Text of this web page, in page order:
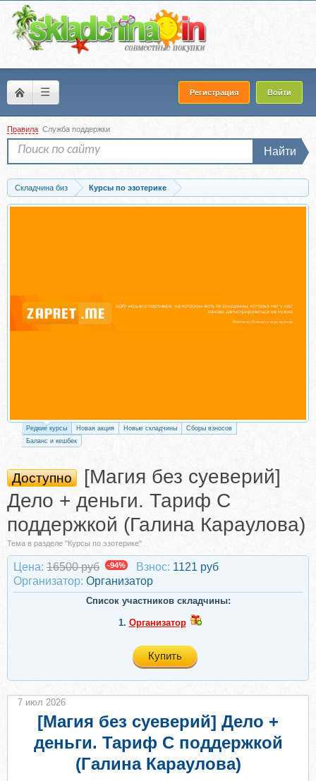
☰ Регистрация Войти
Правила Служба поддержки
Найти
Складчина биз
Курсы по эзотерике
Скачать [Магия без суеверий] Дело + деньги. Тариф С поддержкой (Галина...
Редкие курсы Новая акция Новые складчины
Сборы взносов
Баланс и кешбек
Доступно
[Магия без суеверий]
Дело + деньги. Тариф С
поддержкой (Галина Караулова)
Тема в разделе "Курсы по эзотерике"
Цена: 16500 руб -94% Взнос: 1121 руб
Организатор: Организатор
Список участников складчины:
1. Организатор
Купить
[Магия без суеверий] Дело +
деньги. Тариф С поддержкой
(Галина Караулова)
7 июл 2026